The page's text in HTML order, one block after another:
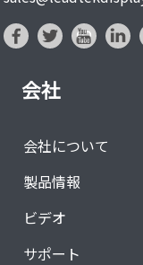
会社
会社について
製品情報
ビデオ
サポート